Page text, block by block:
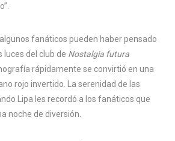
fanáticos pueden haber pensado
luces del club de Nostalgia futura
rápidamente se convirtió en una
rojo invertido. La serenidad de las
Lipa les recordó a los fanáticos que
noche de diversión.